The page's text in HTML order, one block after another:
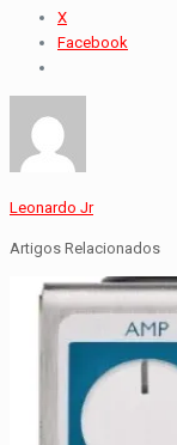
X
Facebook
Leonardo Jr
Artigos Relacionados